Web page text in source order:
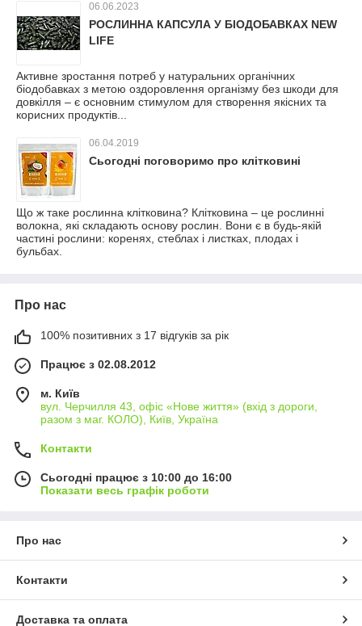
06.06.2023
РОСЛИННА КАПСУЛА У БІОДОБАВКАХ NEW
LIFE
Активне зростання потреб у натуральних органічних
біодобавках з метою оздоровлення організму без шкоди для
довкілля – є основним стимулом для створення якісних та
корисних продуктів...
06.04.2019
Сьогодні поговоримо про клітковині
Що ж таке рослинна клітковина? Клітковина – це рослинні
волокна, які складають основу рослин. Вони є в будь-якій
частині рослини: коренях, стеблах і листках, плодах і
бульбах.
Про нас
100% позитивних з 17 відгуків за рік
Працює з 02.08.2012
м. Київ
вул. Черчилля 43, офіс «Нове життя» (вхід з дороги,
разом з маг. КОЛО), Київ, Україна
Контакти
Сьогодні працює з 10:00 до 16:00
Показати весь графік роботи
Про нас
Контакти
Доставка та оплата